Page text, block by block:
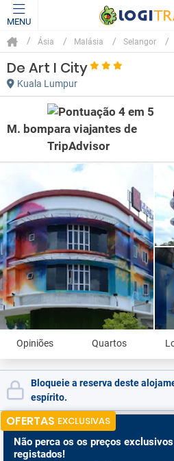
MENU
Ásia Malásia Selangor
De Art I City
Kuala Lumpur
M. bom
Opiniões Quartos
Bloqueie a reserva deste
espírito.
OFERTAS EXCLUSIVAS
Não perca os os preços
registados!